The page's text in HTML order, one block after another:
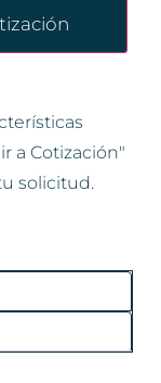
a Cotización"
solicitud.